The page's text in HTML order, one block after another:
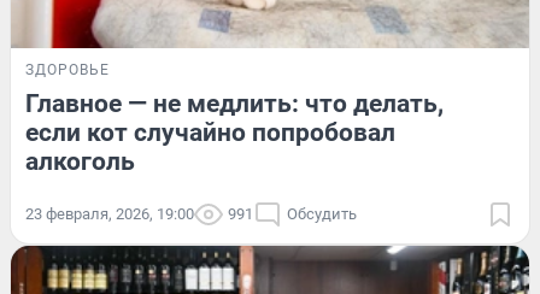
ЗДОРОВЬЕ
Главное — не медлить: что делать,
если кот случайно попробовал
алкоголь
23 февраля, 2026, 19:00 991 Обсудить